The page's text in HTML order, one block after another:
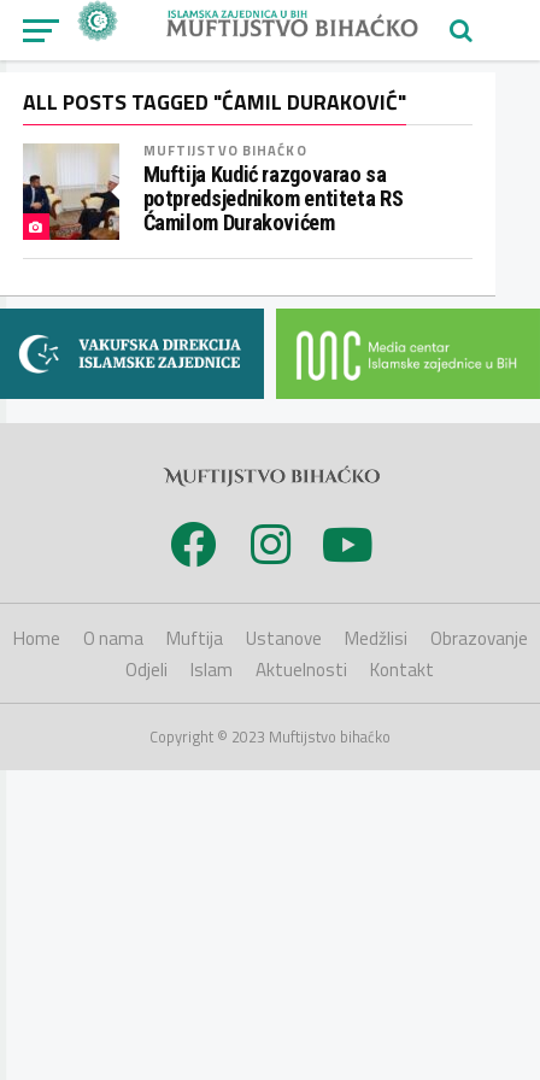
ALL POSTS TAGGED "ĆAMIL DURAKOVIĆ"
MUFTIJSTVO BIHAĆKO
Muftija Kudić razgovarao sa
potpredsjednikom entiteta RS
Ćamilom Durakovićem
Home O nama Muftija Ustanove Medžlisi
Obrazovanje
Odjeli
Islam Aktuelnosti Kontakt
Copyright © 2023 Muftijstvo bihaćko